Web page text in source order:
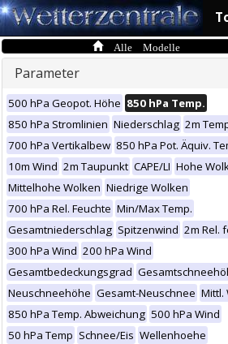
Alle Modelle
Parameter
500 hPa Geopot. Höhe 850 hPa Temp.
850 hPa Stromlinien Niederschlag 2m
700 hPa Vertikalbew 850 hPa Pot. Äquiv.
10m Wind 2m Taupunkt CAPE/LI Hohe
Mittelhohe Wolken Niedrige Wolken
700 hPa Rel. Feuchte Min/Max Temp.
Gesamtniederschlag Spitzenwind 2m Rel.
300 hPa Wind 200 hPa Wind
Gesamtbedeckungsgrad
Neuschneehöhe Gesamt-Neuschnee Mittl.
850 hPa Temp. Abweichung 500 hPa Wind
50 hPa Temp Schnee/Eis Wellenhoehe